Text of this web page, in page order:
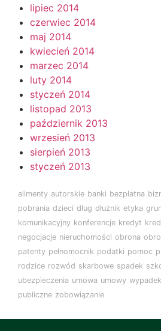
lipiec 2014
czerwiec 2014
maj 2014
kwiecień 2014
marzec 2014
luty 2014
styczeń 2014
listopad 2013
październik 2013
wrzesień 2013
sierpień 2013
styczeń 2013
alimenty autorskie banki bezpłatna
pobrania dzieci dług dłużnik etyka
komunikacyjny konferencje kredyt
negocjacje nieruchomości obrona
patenty pełnomocnik podatki pomoc
rodzice rozwód skarbowe spadek
ubezpieczenia umowa umowy wypadek
publiczne zobowiązanie